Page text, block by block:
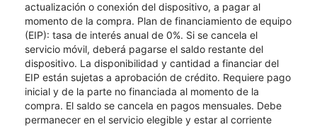
actualización o conexión del dispositivo, a pagar al
momento de la compra. Plan de financiamiento de equipo
(EIP): tasa de interés anual de 0%. Si se cancela el
servicio móvil, deberá pagarse el saldo restante del
dispositivo. La disponibilidad y cantidad a financiar del
EIP están sujetas a aprobación de crédito. Requiere pago
inicial y de la parte no financiada al momento de la
compra. El saldo se cancela en pagos mensuales. Debe
permanecer en el servicio elegible y estar al corriente